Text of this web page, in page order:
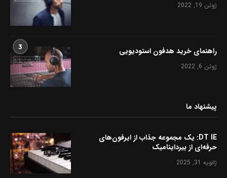
ژوئن 19, 2022
3 راهنمای خرید هدفون استودیویی
ژوئن 6, 2022
پیشنهاد ما
DT IE: یک مجموعه جذاب از ایرفون‌های
حرفه‌ای از بیرداینامیک
ژانویه 31, 2025